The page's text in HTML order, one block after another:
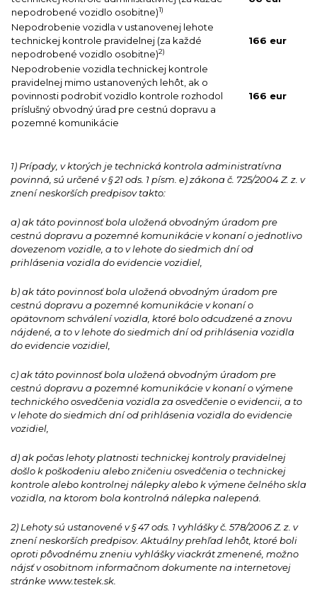
nepodrobené vozidlo osobitne)1)
Nepodrobenie vozidla v ustanovenej lehote
technickej kontrole pravidelnej (za každé
nepodrobené vozidlo osobitne)2)
166 eur
Nepodrobenie vozidla technickej kontrole
pravidelnej mimo ustanovených lehôt, ak o
povinnosti podrobiť vozidlo kontrole rozhodol
príslušný obvodný úrad pre cestnú dopravu a
pozemné komunikácie
166 eur
1) Prípady, v ktorých je technická kontrola administratívna
povinná, sú určené v § 21 ods. 1 písm. e) zákona č. 725/2004 Z. z. v
znení neskorších predpisov takto:
a) ak táto povinnosť bola uložená obvodným úradom pre
cestnú dopravu a pozemné komunikácie v konaní o jednotlivo
dovezenom vozidle, a to v lehote do siedmich dní od
prihlásenia vozidla do evidencie vozidiel,
b) ak táto povinnosť bola uložená obvodným úradom pre
cestnú dopravu a pozemné komunikácie v konaní o
opätovnom schválení vozidla, ktoré bolo odcudzené a znovu
nájdené, a to v lehote do siedmich dní od prihlásenia vozidla
do evidencie vozidiel,
c) ak táto povinnosť bola uložená obvodným úradom pre
cestnú dopravu a pozemné komunikácie v konaní o výmene
technického osvedčenia vozidla za osvedčenie o evidencii, a to
v lehote do siedmich dní od prihlásenia vozidla do evidencie
vozidiel,
d) ak počas lehoty platnosti technickej kontroly pravidelnej
došlo k poškodeniu alebo zničeniu osvedčenia o technickej
kontrole alebo kontrolnej nálepky alebo k výmene čelného skla
vozidla, na ktorom bola kontrolná nálepka nalepená.
2) Lehoty sú ustanovené v § 47 ods. 1 vyhlášky č. 578/2006 Z. z. v
znení neskorších predpisov. Aktuálny prehľad lehôt, ktoré boli
oproti pôvodnému zneniu vyhlášky viackrát zmenené, možno
nájsť v osobitnom informačnom dokumente na internetovej
stránke www.testek.sk.